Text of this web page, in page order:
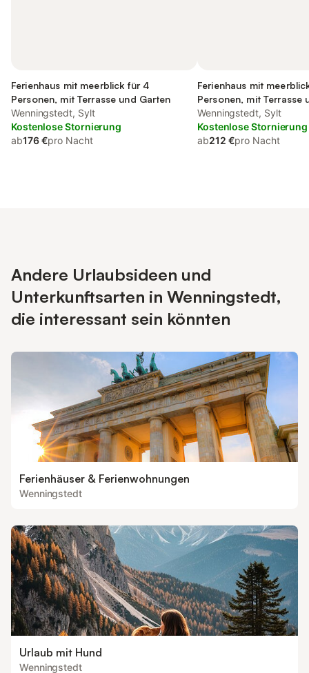
Ferienhaus mit meerblick für 4
Personen, mit Terrasse und Garten
Wenningstedt, Sylt
Kostenlose Stornierung
ab176 €pro Nacht
Ferienhaus mit
Personen, mit Terrasse
Wenningstedt, Sylt
Kostenlose Stornierung
ab212 €pro Nacht
Andere Urlaubsideen und
Unterkunftsarten in Wenningstedt,
die interessant sein könnten
Ferienhäuser & Ferienwohnungen
Wenningstedt
Urlaub mit Hund
Wenningstedt